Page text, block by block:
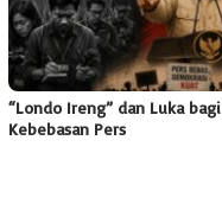
“Londo Ireng” dan Luka bagi
Kebebasan Pers